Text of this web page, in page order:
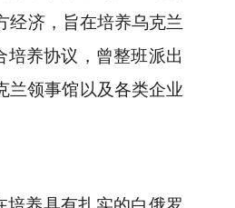
经济，旨在培养乌克兰
培养协议，曾整班派出
兰领事馆以及各类企业